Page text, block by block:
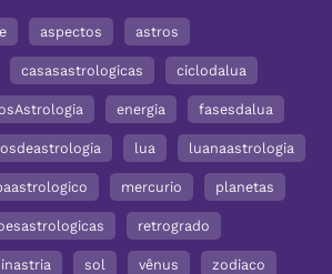
aspectos astros
casasastrologicas ciclodalua
energia fasesdalua
lua luanaastrologia
mercurio planetas
retrogrado
sol vênus zodiaco